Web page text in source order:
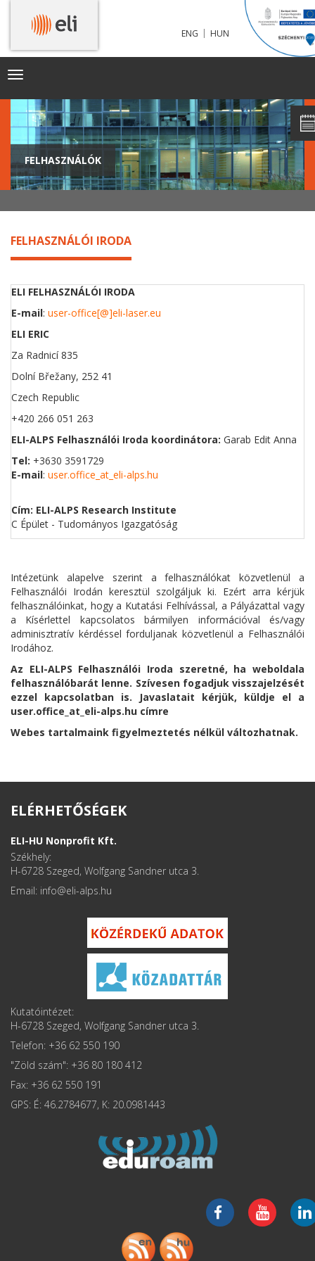
ENG | HUN
Toggle
FELHASZNÁLÓK
FELHASZNÁLÓI IRODA
ELI FELHASZNÁLÓI IRODA
E-mail: user-office[@]eli-laser.eu
ELI ERIC
Za Radnicí 835
Dolní Břežany, 252 41
Czech Republic
+420 266 051 263
ELI-ALPS Felhasználói Iroda koordinátora: Garab Edit Anna
Tel: +3630 3591729
E-mail: user.office_at_eli-alps.hu
Cím: ELI-ALPS Research Institute
C Épület - Tudományos Igazgatóság
Intézetünk alapelve szerint a felhasználókat közvetlenül a
Felhasználói Irodán keresztül szolgáljuk ki. Ezért arra kérjük
felhasználóinkat, hogy a Kutatási Felhívással, a Pályázattal vagy
a Kísérlettel kapcsolatos bármilyen információval és/vagy
adminisztratív kérdéssel forduljanak közvetlenül a Felhasználói
Irodához.
Az ELI-ALPS Felhasználói Iroda szeretné, ha weboldala
felhasználóbarát lenne. Szívesen fogadjuk visszajelzését
ezzel kapcsolatban is.
Javaslatait kérjük, küldje el a
user.office_at_eli-alps.hu címre
Webes tartalmaink figyelmeztetés nélkül változhatnak.
ELÉRHETŐSÉGEK
ELI-HU Nonprofit Kft.
Székhely:
H-6728 Szeged, Wolfgang Sandner utca 3.
Email: info
Kutatóintézet:
H-6728 Szeged, Wolfgang Sandner utca 3.
Telefon: +36 62 550 190
"Zöld szám": +36 80 180 412
Fax: +36 62 550 191
GPS: É: 46.2784677, K: 20.0981443